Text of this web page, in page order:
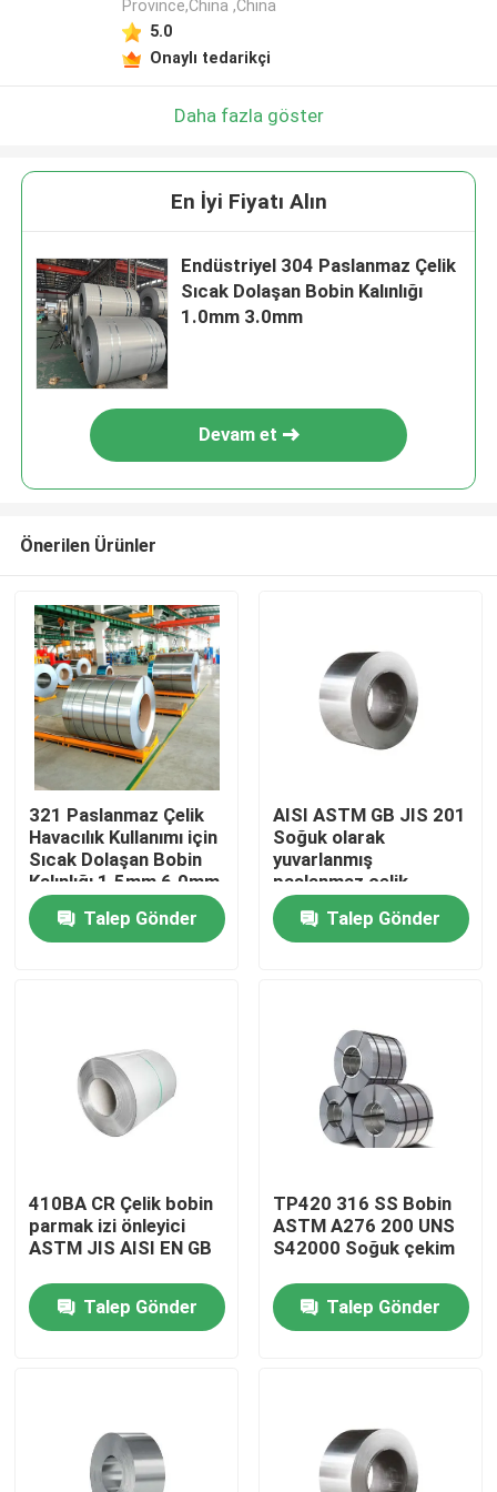
Evde
Ürün
Fabrika turu
Kalite Kontrolü
Bir teklif isteği
Paslanmaz Çelik Profil
Province,China ,China
5.0
Onaylı tedarikçi
Daha fazla göster
En İyi Fiyatı Alın
Endüstriyel 304 Paslanmaz Çelik
Sıcak Dolaşan Bobin Kalınlığı
1.0mm 3.0mm
Devam et
Önerilen Ürünler
321 Paslanmaz Çelik
Havacılık Kullanımı için
Sıcak Dolaşan Bobin
Kalınlığı 1.5mm 6.0mm
Talep Gönder
AISI ASTM GB JIS 201
Soğuk olarak
yuvarlanmış
paslanmaz çelik
sarmal
Talep Gönder
410BA CR Çelik bobin
parmak izi önleyici
ASTM JIS AISI EN GB
Talep Gönder
TP420 316 SS Bobin
ASTM A276 200 UNS
S42000 Soğuk çekim
Talep Gönder